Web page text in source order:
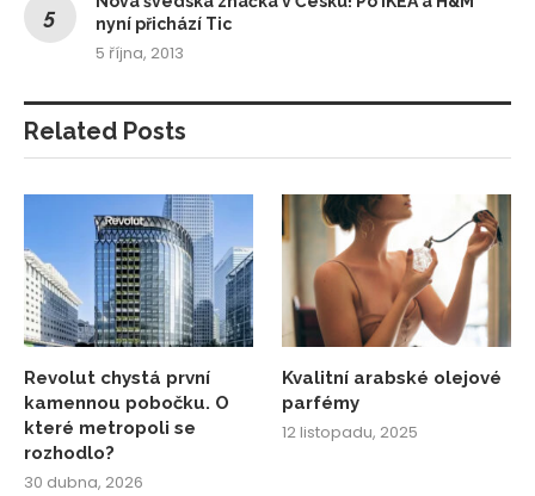
nyní přichází Tic
5 října, 2013
Related Posts
Revolut chystá první
kamennou pobočku. O
které metropoli se
rozhodlo?
30 dubna, 2026
Kvalitní arabské olejové
parfémy
12 listopadu, 2025